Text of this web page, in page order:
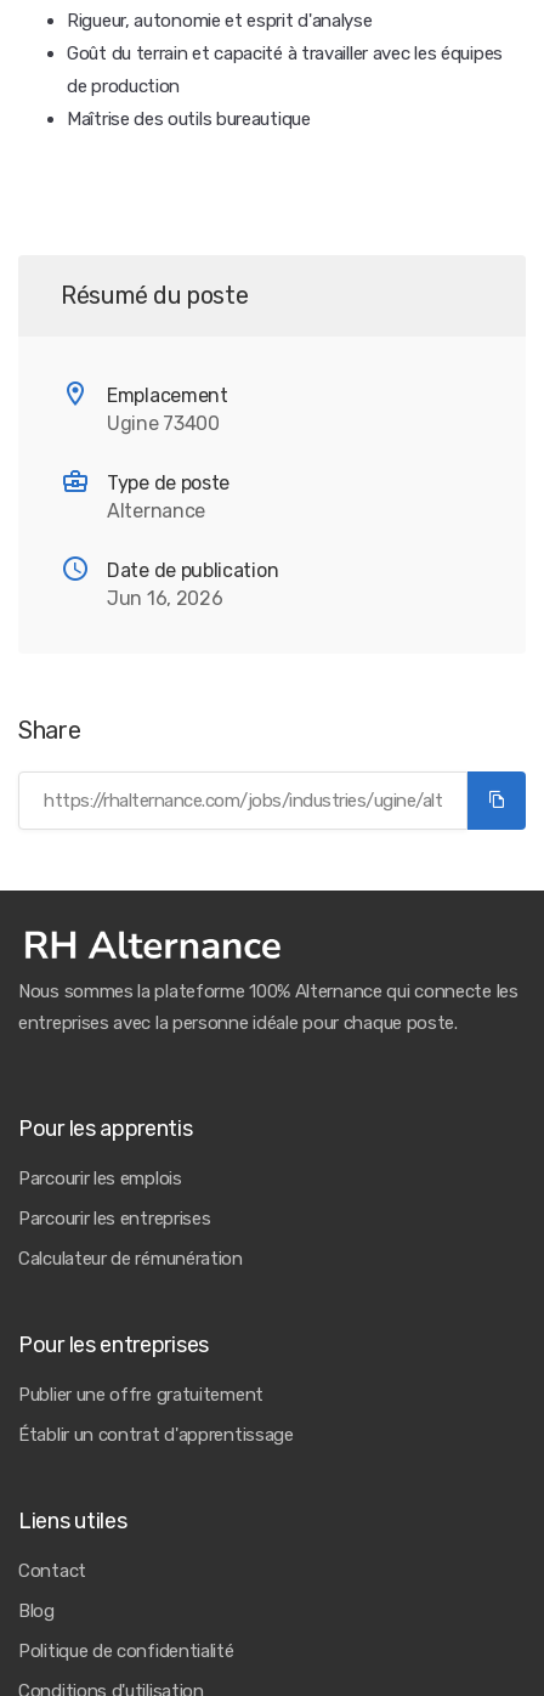
Rigueur, autonomie et esprit d'analyse
Goût du terrain et capacité à travailler avec les équipes
de production
Maîtrise des outils bureautique
Résumé du poste
Emplacement
Ugine 73400
Type de poste
Alternance
Date de publication
Jun 16, 2026
Share
Nous sommes la plateforme 100% Alternance qui connecte les
entreprises avec la personne idéale pour chaque poste.
Pour les apprentis
Parcourir les emplois
Parcourir les entreprises
Calculateur de rémunération
Pour les entreprises
Publier une offre gratuitement
Établir un contrat d'apprentissage
Liens utiles
Contact
Blog
Politique de confidentialité
Conditions d'utilisation